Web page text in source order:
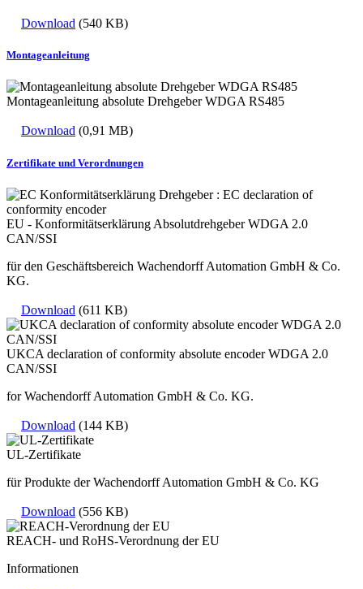
Download (540 KB)
Montageanleitung
Montageanleitung absolute Drehgeber WDGA RS485
Download (0,91 MB)
Zertifikate und Verordnungen
EU - Konformitätserklärung Absolutdrehgeber WDGA 2.0
CAN/SSI
für den Geschäftsbereich Wachendorff Automation GmbH & Co.
KG.
Download (611 KB)
UKCA declaration of conformity absolute encoder WDGA 2.0
CAN/SSI
for Wachendorff Automation GmbH & Co. KG.
Download (144 KB)
UL-Zertifikate
für Produkte der Wachendorff Automation GmbH & Co. KG
Download (556 KB)
REACH- und RoHS-Verordnung der EU
Informationen